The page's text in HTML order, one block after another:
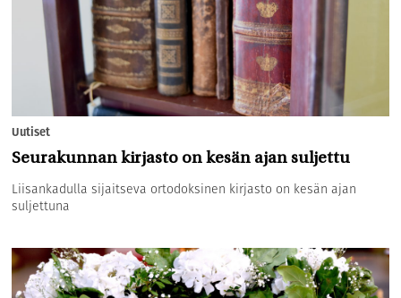
Uutiset
Seurakunnan kirjasto on kesän ajan suljettu
Liisankadulla sijaitseva ortodoksinen kirjasto on kesän ajan
suljettuna